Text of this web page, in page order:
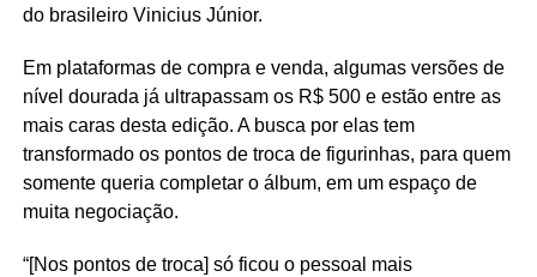
do brasileiro Vinicius Júnior.
Em plataformas de compra e venda, algumas versões de
nível dourada já ultrapassam os R$ 500 e estão entre as
mais caras desta edição. A busca por elas tem
transformado os pontos de troca de figurinhas, para quem
somente queria completar o álbum, em um espaço de
muita negociação.
“[Nos pontos de troca] só ficou o pessoal mais